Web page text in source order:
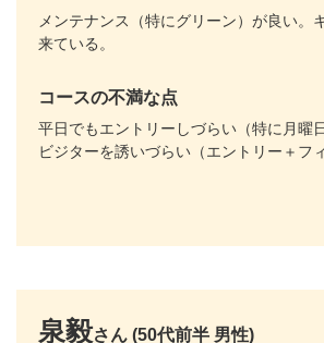
メンテナンス（特にグリーン）が良い。
来ている。
コースの不満な点
平日でもエントリーしづらい（特に月曜
ビジターを誘いづらい（エントリー＋フ
泉毅さん (50代前半 男性)